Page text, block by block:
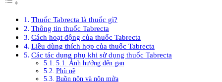
Thuốc Tabrecta là thuốc gì?
Thông tin thuốc Tabrecta
Cách hoạt động của thuốc Tabrecta
Liều dùng thích hợp của thuốc Tabrecta
Các tác dụng phụ khi sử dụng thuốc Tabrecta
5.1. Ảnh hưởng đến gan
Phù nề
Buồn nôn và nôn mửa